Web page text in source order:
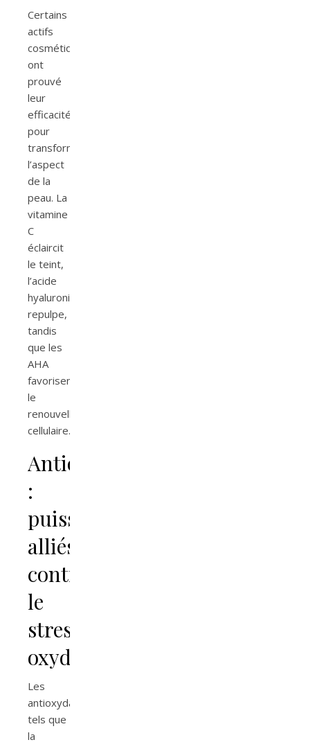
Certains
actifs
cosmétiques
ont
prouvé
leur
efficacité
pour
transformer
l’aspect
de la
peau. La
vitamine
C
éclaircit
le teint,
l’acide
hyaluronique
repulpe,
tandis
que les
AHA
favorisent
le
renouvellement
cellulaire.
Antioxydants
:
puissants
alliés
contre
le
stress
oxydatif
Les
antioxydants,
tels que
la